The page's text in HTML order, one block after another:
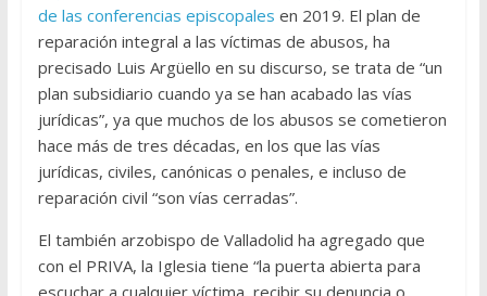
de las conferencias episcopales en 2019. El plan de
reparación integral a las víctimas de abusos, ha
precisado Luis Argüello en su discurso, se trata de “un
plan subsidiario cuando ya se han acabado las vías
jurídicas”, ya que muchos de los abusos se cometieron
hace más de tres décadas, en los que las vías
jurídicas, civiles, canónicas o penales, e incluso de
reparación civil “son vías cerradas”.
El también arzobispo de Valladolid ha agregado que
con el PRIVA, la Iglesia tiene “la puerta abierta para
escuchar a cualquier víctima, recibir su denuncia o